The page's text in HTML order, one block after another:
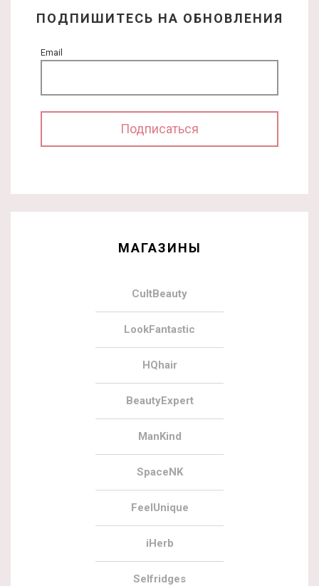
ПОДПИШИТЕСЬ НА ОБНОВЛЕНИЯ
Email
МАГАЗИНЫ
CultBeauty
LookFantastic
HQhair
BeautyExpert
ManKind
SpaceNK
FeelUnique
iHerb
Selfridges